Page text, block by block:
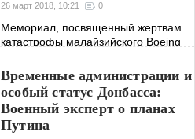
26 март 2018, 10:21 0
Мемориал, посвященный жертвам
катастрофы малайзийского Boeing
Временные администрации и
особый статус Донбасса:
Военный эксперт о планах
Путина